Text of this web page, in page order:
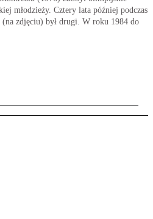
młodzieży. Cztery lata później podczas
zdjęciu) był drugi. W roku 1984 do